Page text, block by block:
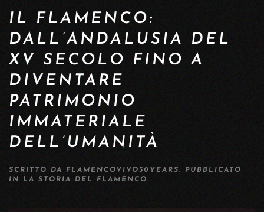
IL FLAMENCO:
DALL’ANDALUSIA DEL
XV SECOLO FINO A
DIVENTARE
PATRIMONIO
IMMATERIALE
DELL’UMANITÀ
SCRITTO DA FLAMENCOVIVO30YEARS. PUBBLICATO
IN LA STORIA DEL FLAMENCO.